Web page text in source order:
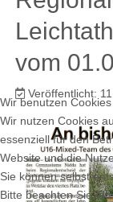
vom
Veröffentlicht:
Wir benutzen Cookies
Wir nutzen Cookies
essenziell für den
Website und die
Sie können selbst
Bitte beachten Sie,